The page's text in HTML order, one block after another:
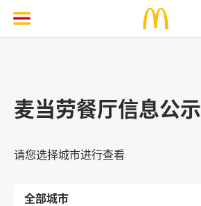
麦当劳餐厅信息公示
请您选择城市进行查看